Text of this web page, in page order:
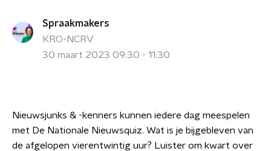
Spraakmakers
KRO-NCRV
30 maart 2023 09:30 - 11:30
Nieuwsjunks & -kenners kunnen iedere dag meespelen
met De Nationale Nieuwsquiz. Wat is je bijgebleven van
de afgelopen vierentwintig uur? Luister om kwart over